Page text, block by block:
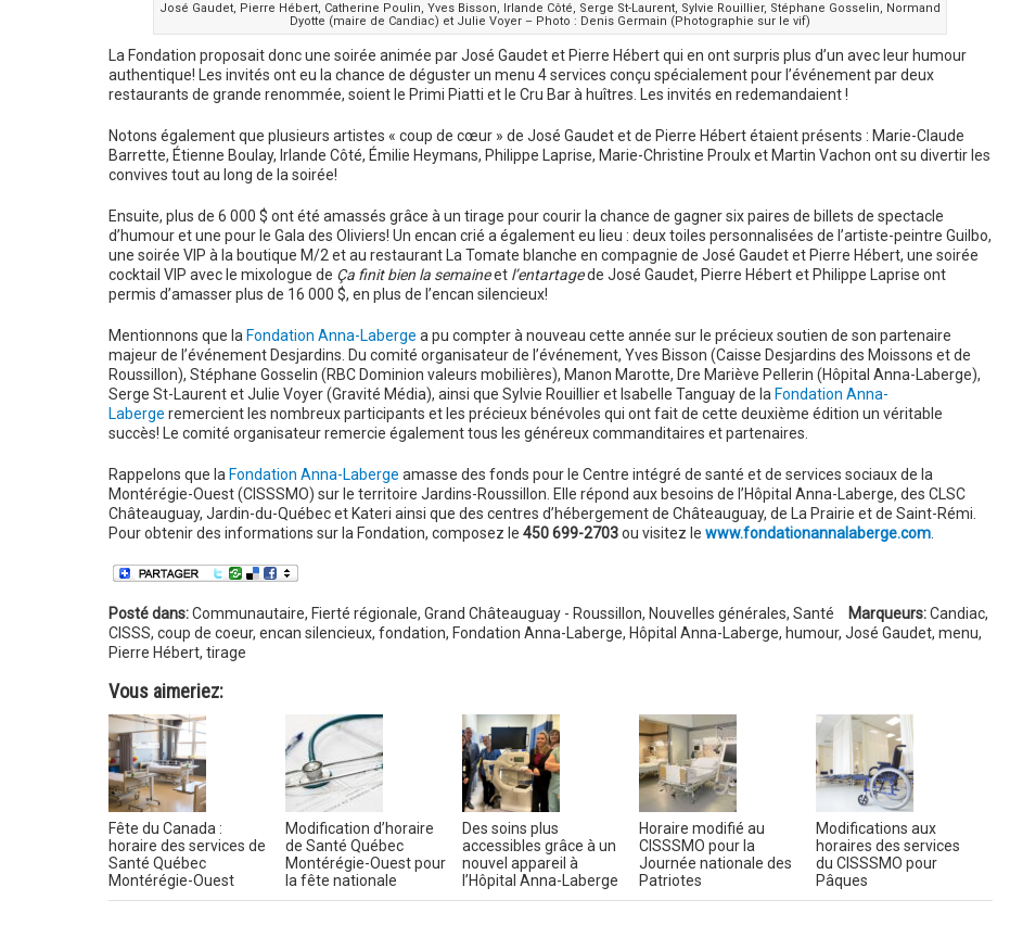
José Gaudet, Pierre Hébert, Catherine Poulin, Yves Bisson, Irlande Côté, Serge St-Laurent, Sylvie Rouillier, Stéphane Gosselin, Normand
Dyotte (maire de Candiac) et Julie Voyer – Photo : Denis Germain (Photographie sur le vif)
La Fondation proposait donc une soirée animée par José Gaudet et Pierre Hébert qui en ont surpris plus d’un avec leur humour
authentique! Les invités ont eu la chance de déguster un menu 4 services conçu spécialement pour l’événement par deux
restaurants de grande renommée, soient le Primi Piatti et le Cru Bar à huîtres. Les invités en redemandaient !
Notons également que plusieurs artistes « coup de cœur » de José Gaudet et de Pierre Hébert étaient présents : Marie-Claude
Barrette, Étienne Boulay, Irlande Côté, Émilie Heymans, Philippe Laprise, Marie-Christine Proulx et Martin Vachon ont su divertir les
convives tout au long de la soirée!
Ensuite, plus de 6 000 $ ont été amassés grâce à un tirage pour courir la chance de gagner six paires de billets de spectacle
d’humour et une pour le Gala des Oliviers! Un encan crié a également eu lieu : deux toiles personnalisées de l’artiste-peintre Guilbo,
une soirée VIP à la boutique M/2 et au restaurant La Tomate blanche en compagnie de José Gaudet et Pierre Hébert, une soirée
cocktail VIP avec le mixologue de Ça finit bien la semaineet l’entartagede José Gaudet, Pierre Hébert et Philippe Laprise ont
permis d’amasser plus de 16 000 $, en plus de l’encan silencieux!
Mentionnons que la Fondation Anna-Laberge a pu compter à nouveau cette année sur le précieux soutien de son partenaire
majeur de l’événement Desjardins. Du comité organisateur de l’événement, Yves Bisson (Caisse Desjardins des Moissons et de
Roussillon), Stéphane Gosselin (RBC Dominion valeurs mobilières), Manon Marotte, Dre Mariève Pellerin (Hôpital Anna-Laberge),
Serge St-Laurent et Julie Voyer (Gravité Média), ainsi que Sylvie Rouillier et Isabelle Tanguay de la Fondation Anna-
Laberge remercient les nombreux participants et les précieux bénévoles qui ont fait de cette deuxième édition un véritable
succès! Le comité organisateur remercie également tous les généreux commanditaires et partenaires.
Rappelons que la Fondation Anna-Laberge amasse des fonds pour le Centre intégré de santé et de services sociaux de la
Montérégie-Ouest (CISSSMO) sur le territoire Jardins-Roussillon. Elle répond aux besoins de l’Hôpital Anna-Laberge, des CLSC
Châteauguay, Jardin-du-Québec et Kateri ainsi que des centres d’hébergement de Châteauguay, de La Prairie et de Saint-Rémi.
Pour obtenir des informations sur la Fondation, composez le 450 699-2703ou visitez le www.fondationannalaberge.com.
Posté dans:Communautaire, Fierté régionale, Grand Châteauguay - Roussillon, Nouvelles générales, Santé Marqueurs: Candiac,
CISSS, coup de coeur, encan silencieux, fondation, Fondation Anna-Laberge, Hôpital Anna-Laberge, humour, José Gaudet, menu,
Pierre Hébert, tirage
Vous aimeriez:
Fête du Canada :
horaire des services de
Santé Québec
Montérégie-Ouest
Modification d’horaire
de Santé Québec
Montérégie-Ouest pour
la fête nationale
Des soins plus
accessibles grâce à un
nouvel appareil à
l’Hôpital Anna-Laberge
Horaire modifié au
CISSSMO pour la
Journée nationale des
Patriotes
Modifications aux
horaires des services
du CISSSMO pour
Pâques